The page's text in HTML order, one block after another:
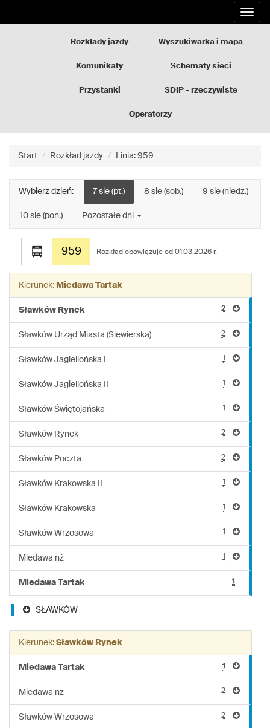
Rozkłady jazdy Wyszukiwarka i mapa
Komunikaty Schematy sieci
Przystanki
SDIP - rzeczywiste
Operatorzy
Start Rozkład jazdy Linia: 959
Wybierz dzień: 7 sie (pt.) 8 sie (sob.) 9 sie (niedz.)
10 sie (pon.) Pozostałe dni
959
jazdy
linii:
959
Rozkład obowiązuje od 01.03.2026 r.
Kierunek: Miedawa Tartak
Sławków Rynek 2
Sławków Urząd Miasta (Siewierska) 2
Sławków Jagiellońska I 1
Sławków Jagiellońska II 1
Sławków Świętojańska 1
Sławków Rynek 2
Sławków Poczta 2
Sławków Krakowska II 1
Sławków Krakowska 1
Sławków Wrzosowa 1
Miedawa nż 1
Miedawa Tartak 1
SŁAWKÓW
Kierunek: Sławków Rynek
Miedawa Tartak 1
Miedawa nż 2
Sławków Wrzosowa 2